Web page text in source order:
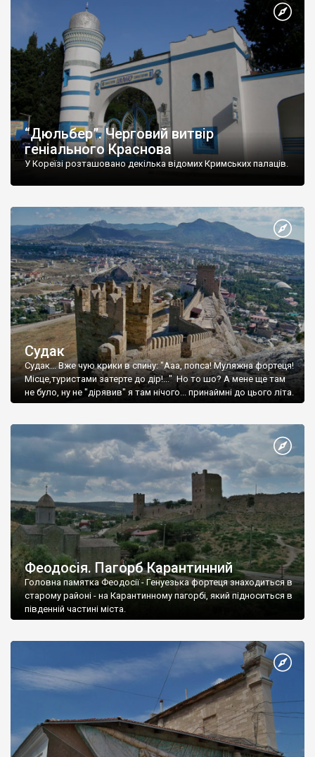
“Дюльбер”. Черговий витвір
геніального Краснова
У Кореїзі розташовано декілька відомих Кримських палаців.
Судак
Судак... Вже чую крики в спину: "Ааа, попса! Муляжна фортеця!
Місце,туристами затерте до дір!..." Но то шо? А мене ще там
не було, ну не "дірявив" я там нічого... принаймні до цього літа.
Феодосія. Пагорб Карантинний
Головна памятка Феодосії - Генуезька фортеця знаходиться в
старому районі - на Карантинному пагорбі, який підноситься в
південній частині міста.